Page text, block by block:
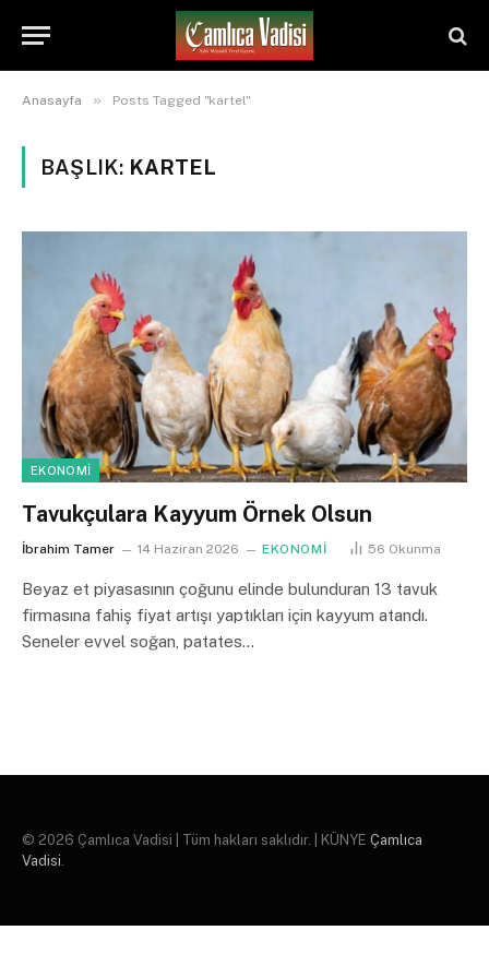
Anasayfa » Posts Tagged "kartel"
BAŞLIK: KARTEL
EKONOMİ
Tavukçulara Kayyum Örnek Olsun
İbrahim Tamer 14 Haziran 2026 EKONOMİ 56 Okunma
Beyaz et piyasasının çoğunu elinde bulunduran 13 tavuk
firmasına fahiş fiyat artışı yaptıkları için kayyum atandı.
Seneler evvel soğan, patates…
© 2026 Çamlıca Vadisi | Tüm hakları saklıdır. | KÜNYE Çamlıca
Vadisi